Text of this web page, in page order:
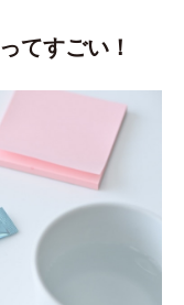
てすごい！